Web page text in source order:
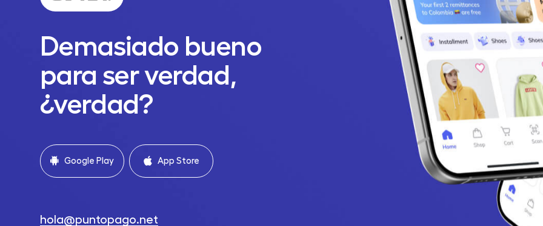
Demasiado bueno
para ser verdad,
¿verdad?
Google Play App Store
hola@puntopago.net